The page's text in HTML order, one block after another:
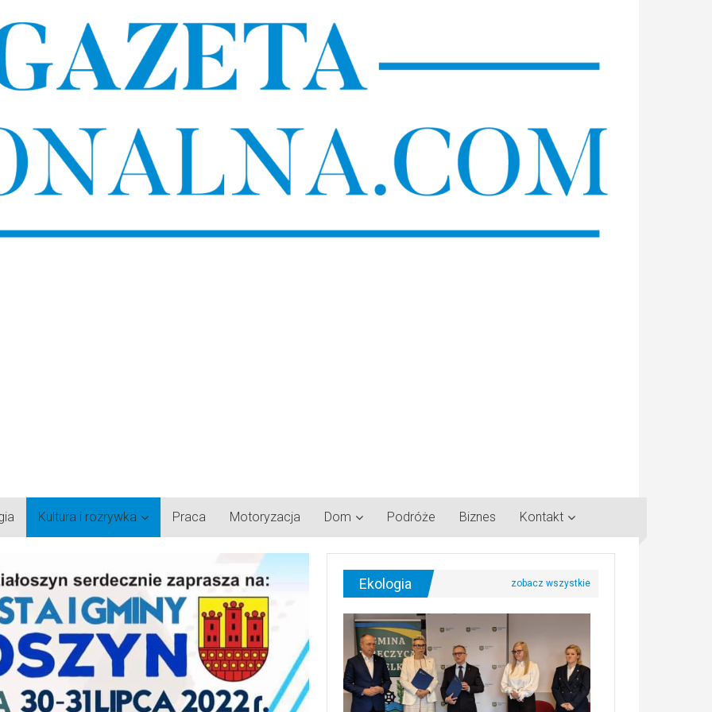
Kultura i rozrywka Praca Motoryzacja Dom Podróże Biznes Kontakt
Ekologia